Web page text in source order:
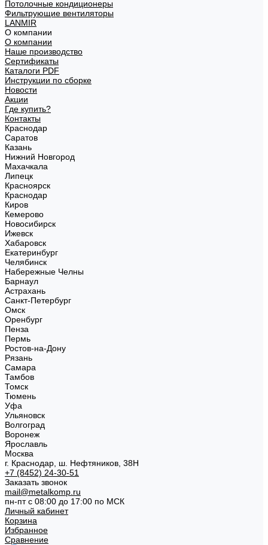
Потолочные кондиционеры
Фильтрующие вентиляторы
LANMIR
О компании
О компании
Наше производство
Сертификаты
Каталоги PDF
Инструкции по сборке
Новости
Акции
Где купить?
Контакты
Краснодар
Саратов
Казань
Нижний Новгород
Махачкала
Липецк
Красноярск
Краснодар
Киров
Кемерово
Новосибирск
Ижевск
Хабаровск
Екатеринбург
Челябинск
Набережные Челны
Барнаул
Астрахань
Санкт-Петербург
Омск
Оренбург
Пенза
Пермь
Ростов-на-Дону
Рязань
Самара
Тамбов
Томск
Тюмень
Уфа
Ульяновск
Волгоград
Воронеж
Ярославль
Москва
г. Краснодар, ш. Нефтяников, 38Н
+7 (8452) 24-30-51
Заказать звонок
mail@metalkomp.ru
пн-пт с 08:00 до 17:00 по МСК
Личный кабинет
Корзина
Избранное
Сравнение